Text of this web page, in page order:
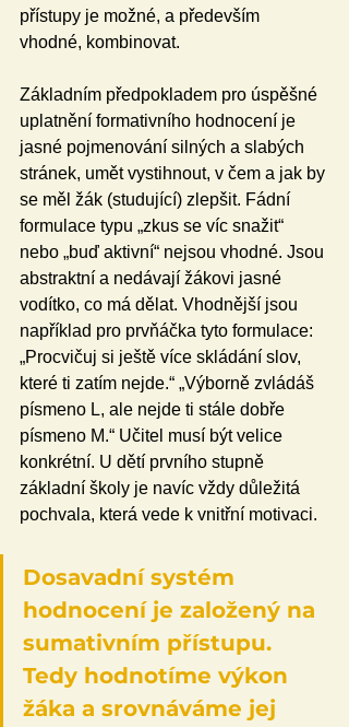
přístupy je možné, a především
vhodné, kombinovat.
Základním předpokladem pro úspěšné
uplatnění formativního hodnocení je
jasné pojmenování silných a slabých
stránek, umět vystihnout, v čem a jak by
se měl žák (studující) zlepšit. Fádní
formulace typu „zkus se víc snažit“
nebo „buď aktivní“ nejsou vhodné. Jsou
abstraktní a nedávají žákovi jasné
vodítko, co má dělat. Vhodnější jsou
například pro prvňáčka tyto formulace:
„Procvičuj si ještě více skládání slov,
které ti zatím nejde.“ „Výborně zvládáš
písmeno L, ale nejde ti stále dobře
písmeno M.“ Učitel musí být velice
konkrétní. U dětí prvního stupně
základní školy je navíc vždy důležitá
pochvala, která vede k vnitřní motivaci.
Dosavadní systém
hodnocení je založený na
sumativním přístupu.
Tedy hodnotíme výkon
žáka a srovnáváme jej